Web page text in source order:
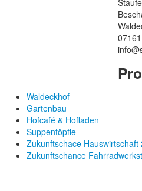
Waldeckhof
Gartenbau
Hofcafé & Hofladen
Suppentöpfle
Zukunftschace Hauswirtschaft
Zukunftschance